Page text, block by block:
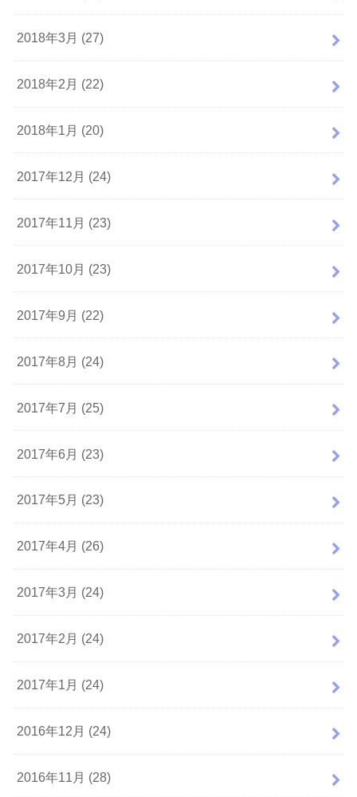
2018年3月 (27)
2018年2月 (22)
2018年1月 (20)
2017年12月 (24)
2017年11月 (23)
2017年10月 (23)
2017年9月 (22)
2017年8月 (24)
2017年7月 (25)
2017年6月 (23)
2017年5月 (23)
2017年4月 (26)
2017年3月 (24)
2017年2月 (24)
2017年1月 (24)
2016年12月 (24)
2016年11月 (28)